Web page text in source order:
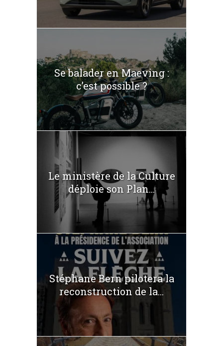
Se balader en Maeving :
c’est possible ?
Le ministère de la Culture
déploie son Plan...
Stéphane Bern pilotera la
reconstruction de la...